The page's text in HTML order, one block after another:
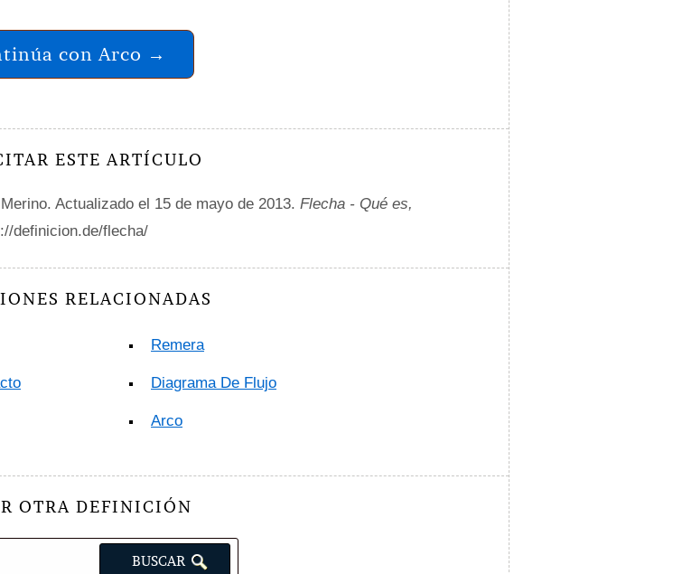
con Arco →
ESTE ARTÍCULO
Actualizado el 15 de mayo de 2013. Flecha - Qué es,
definicion.de/flecha/
RELACIONADAS
Remera
Diagrama De Flujo
Arco
OTRA DEFINICIÓN